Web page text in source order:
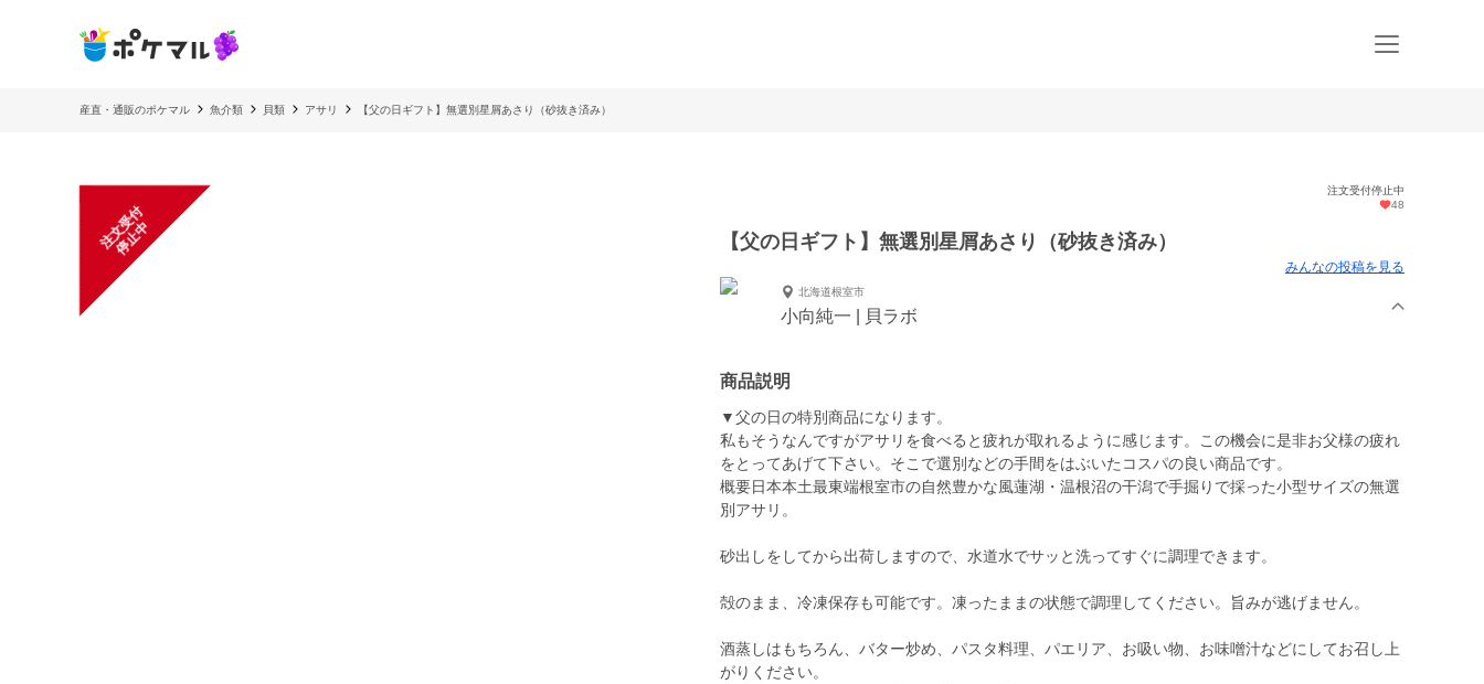
産直・通販のポケマル 魚介類 貝類 アサリ 【父の日ギフト】無選別星屑あさり（砂抜き済み）
注
文
受
付
停
止
中
注文受付停止中
48
【父の日ギフト】無選別星屑あさり（砂抜き済み）
みんなの投稿を見る
北海道根室市
小向純一 | 貝ラボ
商品説明
▼父の日の特別商品になります。
私もそうなんですがアサリを食べると疲れが取れるように感じます。この機会に是非お父様の疲れ
をとってあげて下さい。そこで選別などの手間をはぶいたコスパの良い商品です。
概要日本本土最東端根室市の自然豊かな風蓮湖・温根沼の干潟で手掘りで採った小型サイズの無選
別アサリ。
砂出しをしてから出荷しますので、水道水でサッと洗ってすぐに調理できます。
殻のまま、冷凍保存も可能です。凍ったままの状態で調理してください。旨みが逃げません。
酒蒸しはもちろん、バター炒め、パスタ料理、パエリア、お吸い物、お味噌汁などにしてお召し上
がりください。